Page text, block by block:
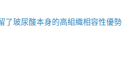
了玻尿酸本身的高組織相容性優勢